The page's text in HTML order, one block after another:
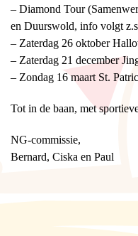
– Diamond Tour
en Duurswold, info volgt
– Zaterdag 26 oktober
– Zaterdag 21 december
– Zondag 16 maart St.
Tot in de baan, met
NG-commissie,
Bernard, Ciska en Paul